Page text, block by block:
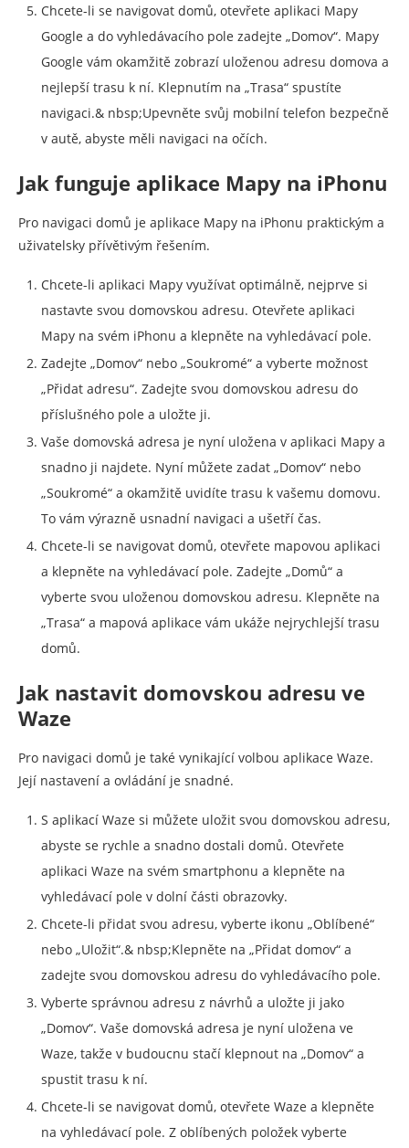
Chcete-li se navigovat domů, otevřete aplikaci Mapy
Google a do vyhledávacího pole zadejte „Domov“. Mapy
Google vám okamžitě zobrazí uloženou adresu domova a
nejlepší trasu k ní. Klepnutím na „Trasa“ spustíte
navigaci.& nbsp;Upevněte svůj mobilní telefon bezpečně
v autě, abyste měli navigaci na očích.
Jak funguje aplikace Mapy na iPhonu
Pro navigaci domů je aplikace Mapy na iPhonu praktickým a
uživatelsky přívětivým řešením.
Chcete-li aplikaci Mapy využívat optimálně, nejprve si
nastavte svou domovskou adresu. Otevřete aplikaci
Mapy na svém iPhonu a klepněte na vyhledávací pole.
Zadejte „Domov“ nebo „Soukromé“ a vyberte možnost
„Přidat adresu“. Zadejte svou domovskou adresu do
příslušného pole a uložte ji.
Vaše domovská adresa je nyní uložena v aplikaci Mapy a
snadno ji najdete. Nyní můžete zadat „Domov“ nebo
„Soukromé“ a okamžitě uvidíte trasu k vašemu domovu.
To vám výrazně usnadní navigaci a ušetří čas.
Chcete-li se navigovat domů, otevřete mapovou aplikaci
a klepněte na vyhledávací pole. Zadejte „Domů“ a
vyberte svou uloženou domovskou adresu. Klepněte na
„Trasa“ a mapová aplikace vám ukáže nejrychlejší trasu
domů.
Jak nastavit domovskou adresu ve
Waze
Pro navigaci domů je také vynikající volbou aplikace Waze.
Její nastavení a ovládání je snadné.
S aplikací Waze si můžete uložit svou domovskou adresu,
abyste se rychle a snadno dostali domů. Otevřete
aplikaci Waze na svém smartphonu a klepněte na
vyhledávací pole v dolní části obrazovky.
Chcete-li přidat svou adresu, vyberte ikonu „Oblíbené“
nebo „Uložit“.& nbsp;Klepněte na „Přidat domov“ a
zadejte svou domovskou adresu do vyhledávacího pole.
Vyberte správnou adresu z návrhů a uložte ji jako
„Domov“. Vaše domovská adresa je nyní uložena ve
Waze, takže v budoucnu stačí klepnout na „Domov“ a
spustit trasu k ní.
Chcete-li se navigovat domů, otevřete Waze a klepněte
na vyhledávací pole. Z oblíbených položek vyberte